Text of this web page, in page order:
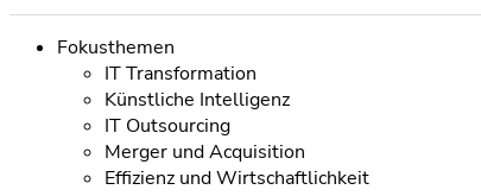
Navigation
überspringen
Fokusthemen
IT Transformation
Künstliche Intelligenz
IT Outsourcing
Merger und Acquisition
Effizienz und Wirtschaftlichkeit